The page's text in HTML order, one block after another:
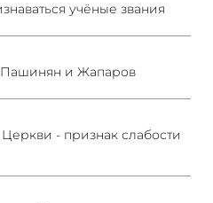
учёные звания
и Жапаров
- признак слабости